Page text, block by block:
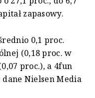
zapasowy.
0,1 proc.
(0,18 proc. w
proc.), a 4fun
dane Nielsen Media